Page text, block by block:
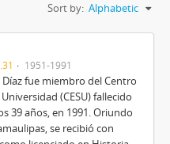
Sort by: Alphabetic
1951-1991
fue miembro del Centro
(CESU) fallecido
39 años, en 1991. Oriundo
se recibió con